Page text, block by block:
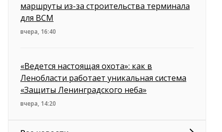
маршруты из-за строительства терминала
для ВСМ
вчера, 16:40
«Ведется настоящая охота»: как в
Ленобласти работает уникальная система
«Защиты Ленинградского неба»
вчера, 14:20